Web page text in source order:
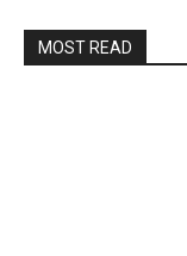
MOST READ